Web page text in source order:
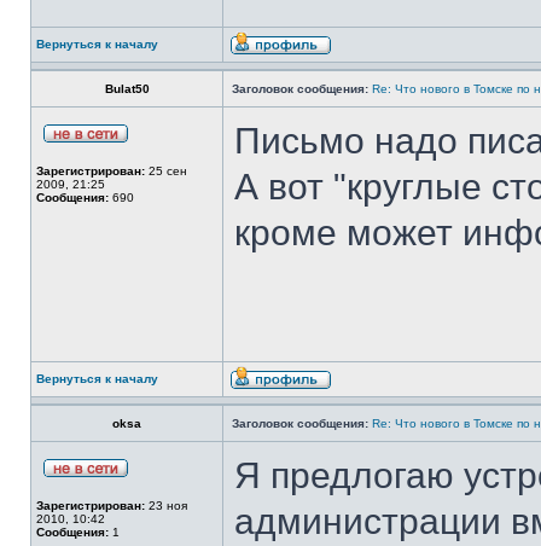
Вернуться к началу
Bulat50 Заголовок сообщения: Re: Что нового в Томске по
Зарегистрирован: 25 сен
2009, 21:25
Сообщения: 690
Письмо надо
А вот "круглые
кроме может
Вернуться к началу
oksa Заголовок сообщения: Re: Что нового в Томске по
Зарегистрирован: 23 ноя
2010, 10:42
Сообщения: 1
Я предлогаю
администрации